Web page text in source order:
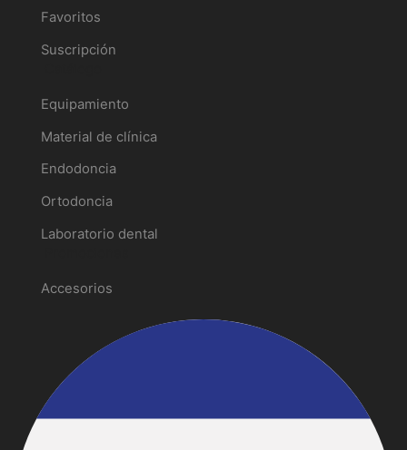
Favoritos
Suscripción
Equipamiento
Material de clínica
Endodoncia
Ortodoncia
Laboratorio dental
Accesorios